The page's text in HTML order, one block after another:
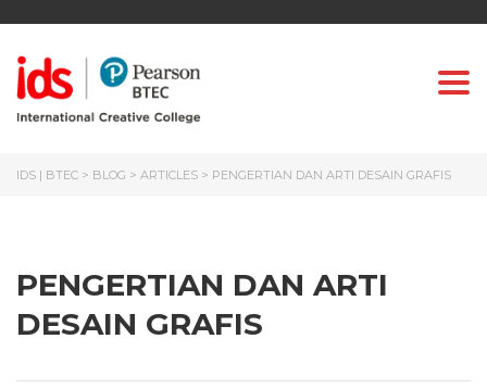
IDS | BTEC > BLOG > ARTICLES > PENGERTIAN DAN ARTI DESAIN GRAFIS
PENGERTIAN DAN ARTI
DESAIN GRAFIS